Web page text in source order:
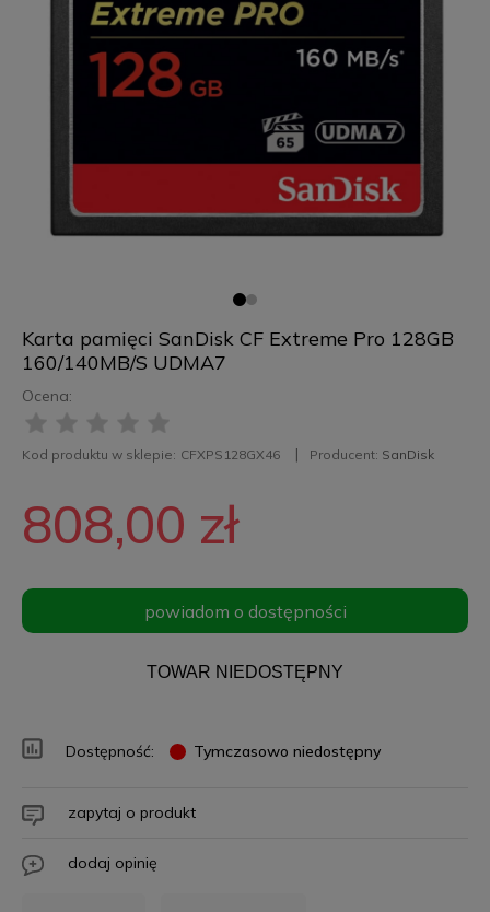
Karta pamięci SanDisk CF Extreme Pro 128GB
160/140MB/S UDMA7
Ocena:
Kod produktu w sklepie: CFXPS128GX46 Producent: SanDisk
808,00 zł
powiadom o dostępności
TOWAR NIEDOSTĘPNY
Dostępność: Tymczasowo niedostępny
zapytaj o produkt
dodaj opinię